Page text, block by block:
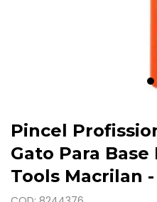
Pincel
Gato Para
Tools Macrilan